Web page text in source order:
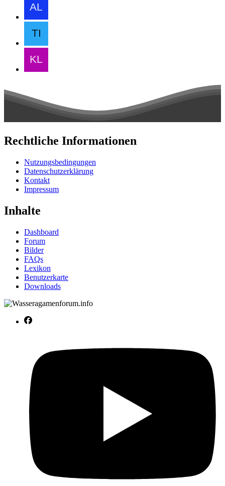
Rechtliche Informationen
Nutzungsbedingungen
Datenschutzerklärung
Kontakt
Impressum
Inhalte
Dashboard
Forum
Bilder
FAQs
Lexikon
Benutzerkarte
Downloads